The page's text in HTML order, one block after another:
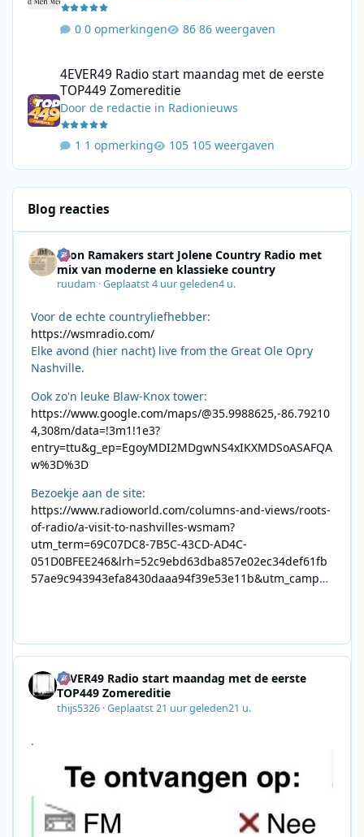
0 opmerkingen 86 weergaven
4EVER49 Radio start maandag met de eerste
TOP449 Zomereditie
Doorde redactie in Radionieuws
1 opmerking 105 weergaven
Blog reacties
Leon Ramakers start Jolene Country Radio met
mix van moderne en klassieke country
ruudam ·Geplaatst4 uur geleden4 u.
Voor de echte countryliefhebber:
https://wsmradio.com/
Elke avond (hier nacht) live from the Great Ole Opry
Nashville.
Ook zo'n leuke Blaw-Knox tower:
https://www.google.com/maps/@35.9988625,-86.79210
4,308m/data=!3m1!1e3?
entry=ttu&g_ep=EgoyMDI2MDgwNS4xIKXMDSoASAFQA
w%3D%3D
Bezoekje aan de site:
https://www.radioworld.com/columns-and-views/roots-
of-radio/a-visit-to-nashvilles-wsmam?
utm_term=69C07DC8-7B5C-43CD-AD4C-
051D0BFEE246&lrh=52c9ebd63dba857e02ec34def61fb
57ae9c943943efa8430daaa94f39e53e11b&utm_campai
8F09201A140D&utm_source=SmartBrief
4EVER49 Radio start maandag met de eerste
TOP449 Zomereditie
thijs5326 ·Geplaatst21 uur geleden21 u.
.